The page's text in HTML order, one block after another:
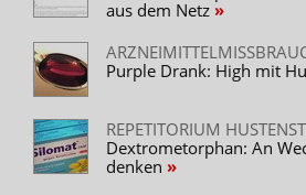
aus dem Netz
Purple Drank: High mit
REPETITORIUM
Dextrometorphan: An
denken